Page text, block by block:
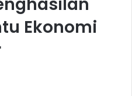
Ekonomi